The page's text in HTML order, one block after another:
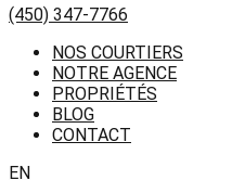
(450) 347-7766
NOS COURTIERS
NOTRE AGENCE
PROPRIÉTÉS
BLOG
CONTACT
EN